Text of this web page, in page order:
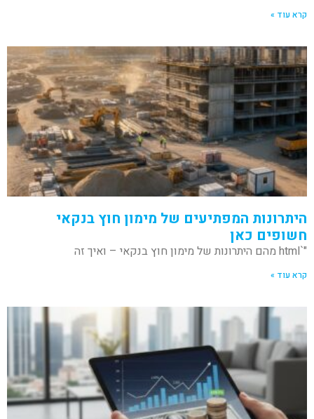
קרא עוד »
היתרונות המפתיעים של מימון חוץ בנקאי
חשופים כאן
"`html מהם היתרונות של מימון חוץ בנקאי – ואיך זה
קרא עוד »